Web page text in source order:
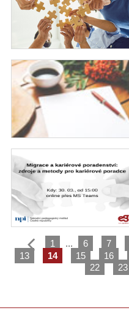
1 ... 6 7
13
14 15 16
22
23